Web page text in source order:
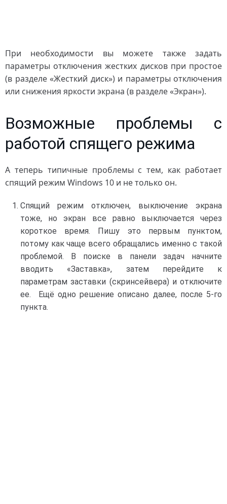
При необходимости вы можете также задать
параметры отключения жестких дисков при простое
(в разделе «Жесткий диск») и параметры отключения
или снижения яркости экрана (в разделе «Экран»).
Возможные проблемы с
работой спящего режима
А теперь типичные проблемы с тем, как работает
спящий режим Windows 10 и не только он.
Спящий режим отключен, выключение экрана
тоже, но экран все равно выключается через
короткое время. Пишу это первым пунктом,
потому как чаще всего обращались именно с такой
проблемой. В поиске в панели задач начните
вводить «Заставка», затем перейдите к
параметрам заставки (скринсейвера) и отключите
ее. Ещё одно решение описано далее, после 5-го
пункта.